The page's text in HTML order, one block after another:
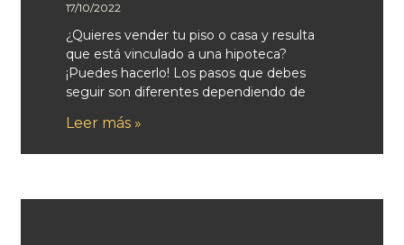
17/10/2022
¿Quieres vender tu piso o casa y resulta
que está vinculado a una hipoteca?
¡Puedes hacerlo! Los pasos que debes
seguir son diferentes dependiendo de
Leer más »